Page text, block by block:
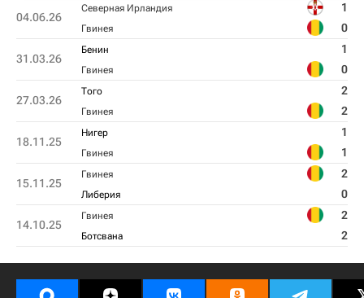
04.06.26
Северная Ирландия 1
Гвинея 0
31.03.26
Бенин 1
Гвинея 0
27.03.26
Того 2
Гвинея 2
18.11.25
Нигер 1
Гвинея 1
15.11.25
Гвинея 2
Либерия 0
14.10.25
Гвинея 2
Ботсвана 2